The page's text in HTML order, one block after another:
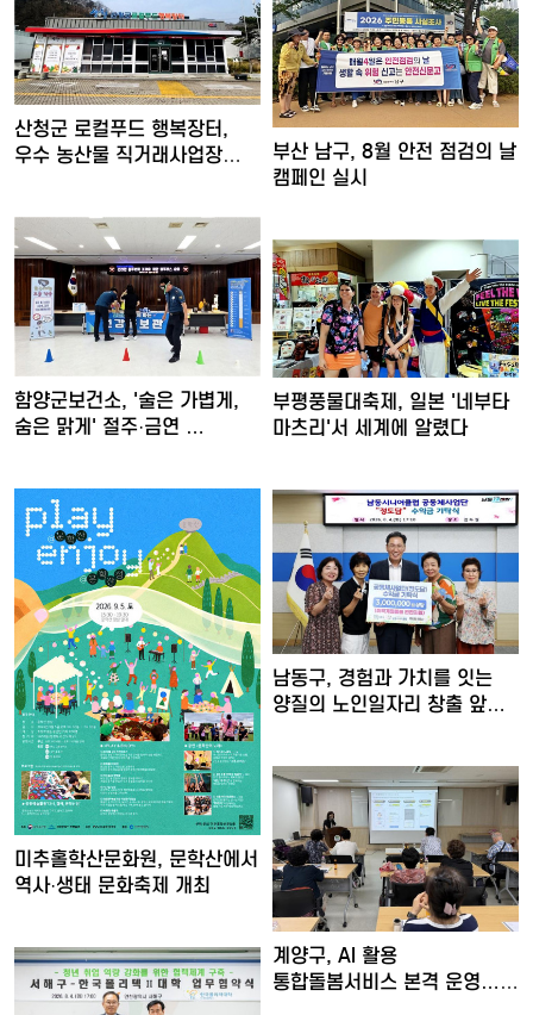
산청군 로컬푸드 행복장터,
우수 농산물 직거래사업장
부산 남구, 8월 안전 점검의 날
캠페인 실시
함양군보건소, '술은 가볍게,
숨은 맑게' 절주·금연 …
부평풍물대축제, 일본 '네부타
마츠리'서 세계에 알렸다
미추홀학산문화원, 문학산에서
역사·생태 문화축제 개최
남동구, 경험과 가치를 잇는
양질의 노인일자리 창출 앞…
계양구, AI 활용
통합돌봄서비스 본격 운영…